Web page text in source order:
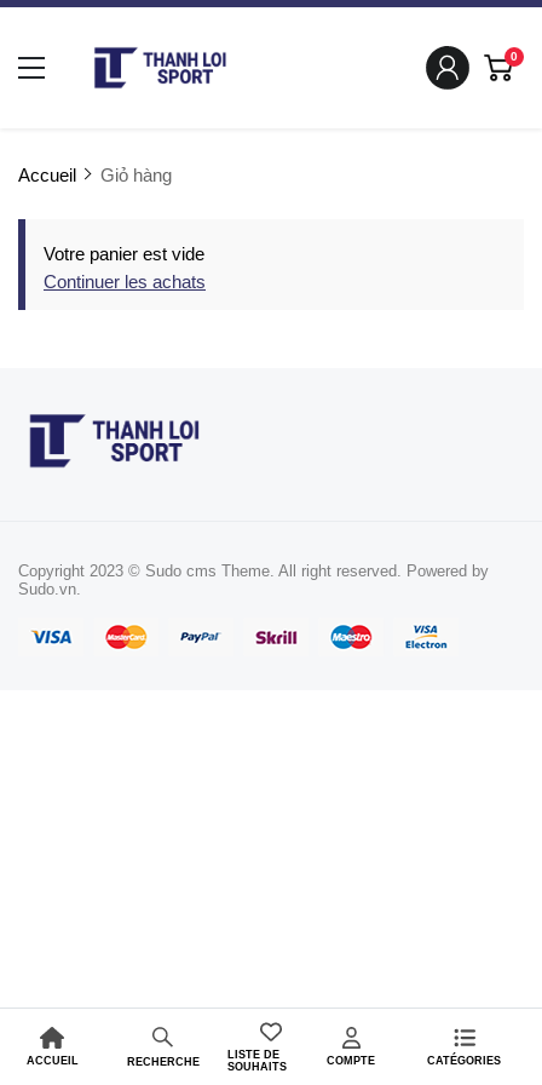
0
Accueil Giỏ hàng
Votre panier est vide
Continuer les achats
Copyright 2023 © Sudo cms Theme. All right reserved. Powered by
Sudo.vn.
ACCUEIL RECHERCHE
LISTE DE
SOUHAITS
COMPTE CATÉGORIES